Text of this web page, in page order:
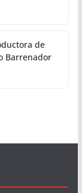
de
Barrenador